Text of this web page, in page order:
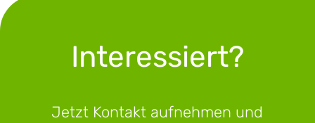
Interessiert?
Jetzt Kontakt aufnehmen und